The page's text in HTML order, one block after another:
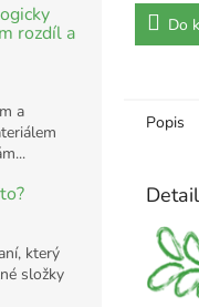
rozdíl a
a
který
složky
Do
Popis